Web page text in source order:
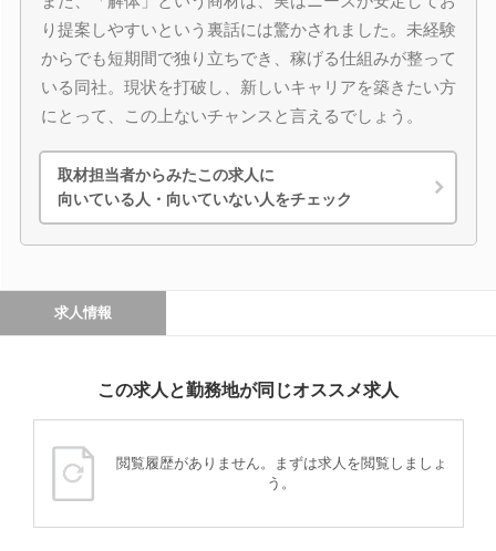
り提案しやすいという裏話には驚かされました。未経験
からでも短期間で独り立ちでき、稼げる仕組みが整って
いる同社。現状を打破し、新しいキャリアを築きたい方
にとって、この上ないチャンスと言えるでしょう。
取材担当者からみたこの求人に
向いている人・向いていない人をチェック
求人情報
この求人と勤務地が同じオススメ求人
閲覧履歴がありません。まずは求人を閲覧しましょ
う。